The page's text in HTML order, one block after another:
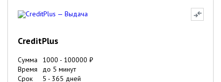
CreditPlus
Сумма 1000 - 100000 ₽
Время
до 5 минут
Срок
5 - 365 дней